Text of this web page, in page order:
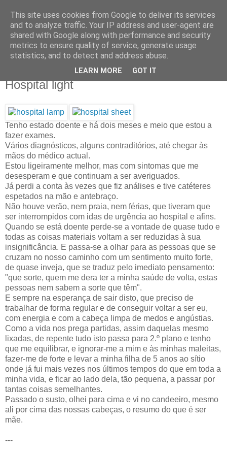
IN MY POCKET
all the things and people that i bring along with me everyday
Hospital light
Tenho estado doente e há dois meses e meio que estou a
fazer exames.
Vários diagnósticos, alguns contraditórios, até chegar às
mãos do médico actual.
Estou ligeiramente melhor, mas com sintomas que me
desesperam e que continuam a ser averiguados.
Já perdi a conta às vezes que fiz análises e tive catéteres
espetados na mão e antebraço.
Não houve verão, nem praia, nem férias, que tiveram que
ser interrompidos com idas de urgência ao hospital e afins.
Quando se está doente perde-se a vontade de quase tudo e
todas as coisas materiais voltam a ser reduzidas à sua
insignificância. E passa-se a olhar para as pessoas que se
cruzam no nosso caminho com um sentimento muito forte,
de quase inveja, que se traduz pelo imediato pensamento:
"que sorte, quem me dera ter a minha saúde de volta, estas
pessoas nem sabem a sorte que têm".
E sempre na esperança de sair disto, que preciso de
trabalhar de forma regular e de conseguir voltar a ser eu,
com energia e com a cabeça limpa de medos e angústias.
Como a vida nos prega partidas, assim daquelas mesmo
lixadas, de repente tudo isto passa para 2.º plano e tenho
que me equilibrar, e ignorar-me a mim e às minhas maleitas,
fazer-me de forte e levar a minha filha de 5 anos ao sítio
onde já fui mais vezes nos últimos tempos do que em toda a
minha vida, e ficar ao lado dela, tão pequena, a passar por
tantas coisas semelhantes.
Passado o susto, olhei para cima e vi no candeeiro, mesmo
ali por cima das nossas cabeças, o resumo do que é ser
mãe.
---
This site uses cookies from Google to deliver its services
and to analyze traffic. Your IP address and user-agent are
shared with Google along with performance and security
metrics to ensure quality of service, generate usage
statistics, and to detect and address abuse.
LEARN MORE GOT IT